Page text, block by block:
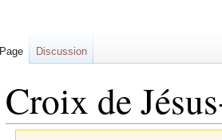
Croix de
Page Discussion